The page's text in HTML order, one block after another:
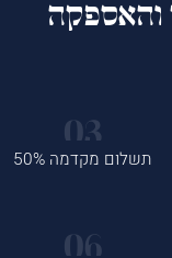
והאספקה
תשלום מקדמה 50%